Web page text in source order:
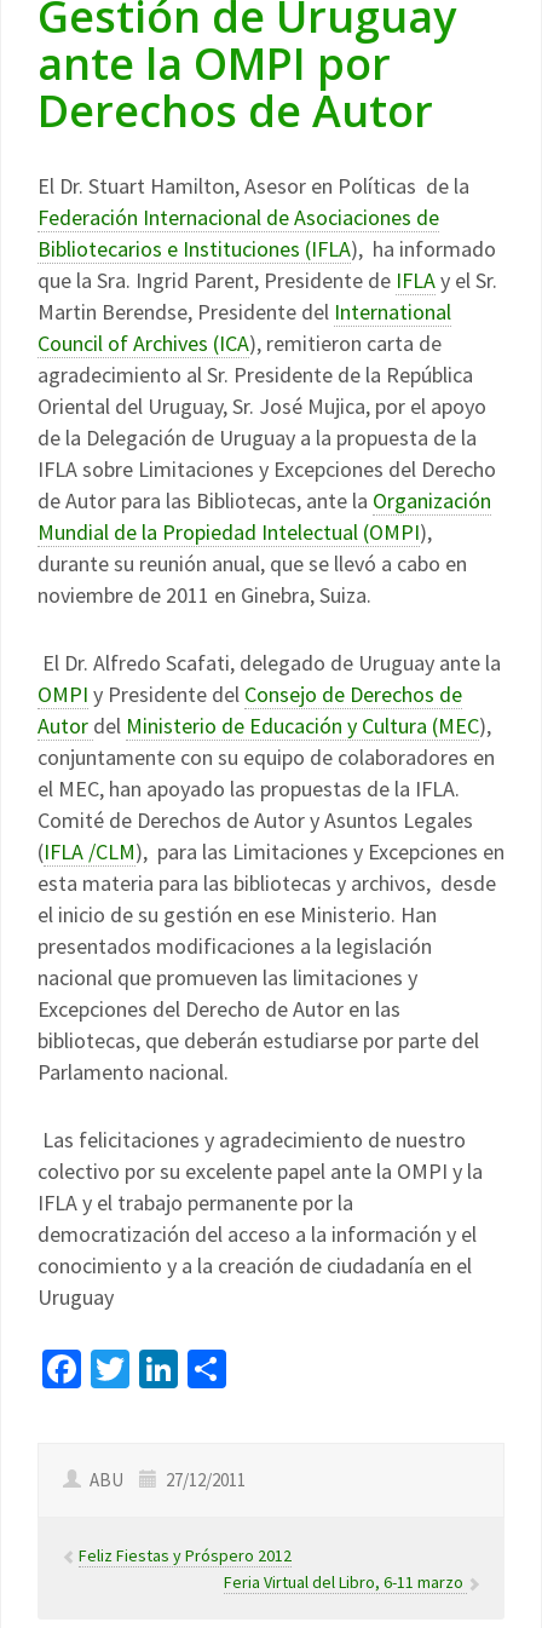
Gestión de Uruguay
ante la OMPI por
Derechos de Autor
El Dr. Stuart Hamilton, Asesor en Políticas de la
Federación Internacional de Asociaciones de
Bibliotecarios e Instituciones (IFLA), ha informado
que la Sra. Ingrid Parent, Presidente de IFLAy el Sr.
Martin Berendse, Presidente del International
Council of Archives (ICA), remitieron carta de
agradecimiento al Sr. Presidente de la República
Oriental del Uruguay, Sr. José Mujica, por el apoyo
de la Delegación de Uruguay a la propuesta de la
IFLA sobre Limitaciones y Excepciones del Derecho
de Autor para las Bibliotecas, ante la Organización
Mundial de la Propiedad Intelectual (OMPI),
durante su reunión anual, que se llevó a cabo en
noviembre de 2011 en Ginebra, Suiza.
El Dr. Alfredo Scafati, delegado de Uruguay ante la
OMPI y Presidente del Consejo de Derechos de
Autor del Ministerio de Educación y Cultura (MEC),
conjuntamente con su equipo de colaboradores en
el MEC, han apoyado las propuestas de la IFLA.
Comité de Derechos de Autor y Asuntos Legales
(IFLA /CLM), para las Limitaciones y Excepciones en
esta materia para las bibliotecas y archivos, desde
el inicio de su gestión en ese Ministerio. Han
presentados modificaciones a la legislación
nacional que promueven las limitaciones y
Excepciones del Derecho de Autor en las
bibliotecas, que deberán estudiarse por parte del
Parlamento nacional.
Las felicitaciones y agradecimiento de nuestro
colectivo por su excelente papel ante la OMPI y la
IFLA y el trabajo permanente por la
democratización del acceso a la información y el
conocimiento y a la creación de ciudadanía en el
Uruguay
Facebook
TwitterLinkedIn
ABU 27/12/2011
Feliz Fiestas y Próspero 2012
Feria Virtual del Libro, 6-11 marzo